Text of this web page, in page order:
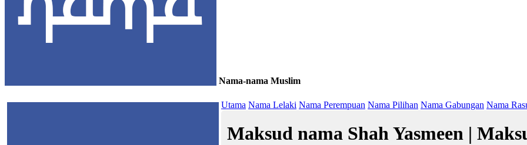
Nama-nama Muslim
Utama Nama Lelaki Nama Perempuan Nama Pilihan Nama Gabungan Nama
Maksud nama Shah Yasmeen |